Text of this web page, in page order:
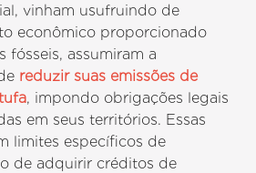
vinham usufruindo de
econômico proporcionado
fósseis, assumiram a
reduzir suas emissões de
, impondo obrigações legais
em seus territórios. Essas
limites específicos de
de adquirir créditos de